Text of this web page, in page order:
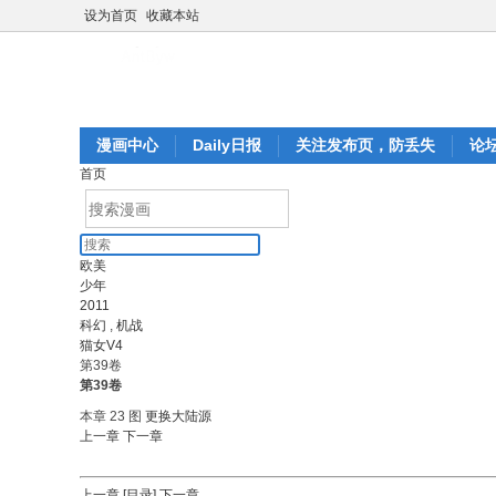
设为首页 收藏本站
漫画中心 Daily日报 关注发布页，防丢失 论
首页
欧美
少年
2011
科幻 , 机战
猫女V4
第39卷
第39卷
本章 23 图 更换大陆源
上一章 下一章